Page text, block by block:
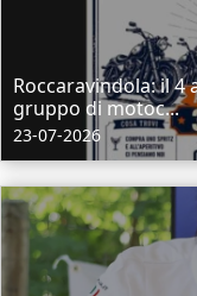
Roccaravindola: il 4
gruppo di motoc...
23-07-2026